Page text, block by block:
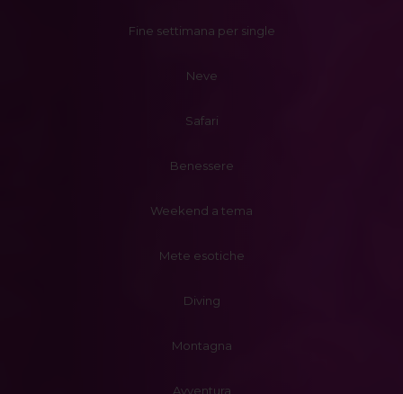
Fine settimana per single
Neve
Safari
Benessere
Weekend a tema
Mete esotiche
Diving
Montagna
Avventura